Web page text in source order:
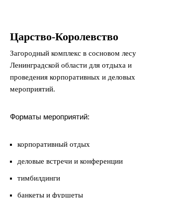
Царство-Королевство
Загородный комплекс в сосновом лесу
Ленинградской области для отдыха и
проведения корпоративных и деловых
мероприятий.
Форматы мероприятий:
корпоративный отдых
деловые встречи и конференции
тимбилдинги
банкеты и фуршеты